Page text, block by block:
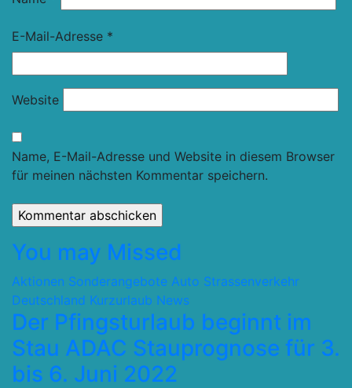
E-Mail-Adresse *
Website
Name, E-Mail-Adresse und Website in diesem Browser
für meinen nächsten Kommentar speichern.
You may Missed
Aktionen Sonderangebote Auto Strassenverkehr
Deutschland Kurzurlaub News
Der Pfingsturlaub beginnt im
Stau ADAC Stauprognose für 3.
bis 6. Juni 2022